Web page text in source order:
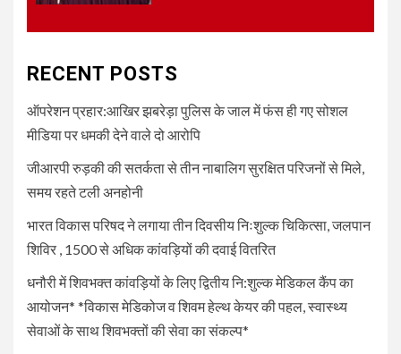
UNCATEGORIZED
द्वितीय नि:शुल्क मेडिकल कैंप का
हेल्थ केयर की पहल, स्वास्थ्य सेवाओं
के साथ शिवभक्तों की सेवा का संकल्प*
5
बैठक में संगठन विस्तार और सेवा कार्यों
पर जोर
RECENT POSTS
ऑपरेशन प्रहार:आखिर झबरेड़ा पुलिस के जाल में फंस ही गए सोशल
मीडिया पर धमकी देने वाले दो आरोपि
जीआरपी रुड़की की सतर्कता से तीन नाबालिग सुरक्षित परिजनों से मिले,
समय रहते टली अनहोनी
भारत विकास परिषद ने लगाया तीन दिवसीय निःशुल्क चिकित्सा, जलपान
शिविर , 1500 से अधिक कांवड़ियों की दवाई वितरित
धनौरी में शिवभक्त कांवड़ियों के लिए द्वितीय नि:शुल्क मेडिकल कैंप का
आयोजन* *विकास मेडिकोज व शिवम हेल्थ केयर की पहल, स्वास्थ्य
सेवाओं के साथ शिवभक्तों की सेवा का संकल्प*